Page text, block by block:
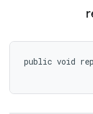
public void